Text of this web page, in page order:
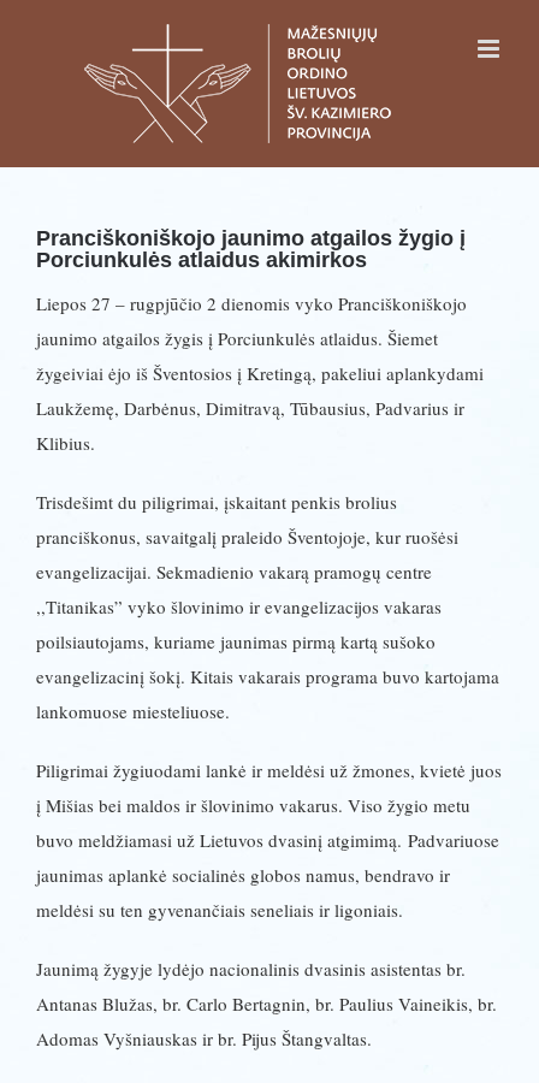
Pranciškoniškojo jaunimo atgailos žygio į
Porciunkulės atlaidus akimirkos
Liepos 27 – rugpjūčio 2 dienomis vyko Pranciškoniškojo
jaunimo atgailos žygis į Porciunkulės atlaidus. Šiemet
žygeiviai ėjo iš Šventosios į Kretingą, pakeliui aplankydami
Laukžemę, Darbėnus, Dimitravą, Tūbausius, Padvarius ir
Klibius.
Trisdešimt du piligrimai, įskaitant penkis brolius
pranciškonus, savaitgalį praleido Šventojoje, kur ruošėsi
evangelizacijai. Sekmadienio vakarą pramogų centre
,,Titanikas” vyko šlovinimo ir evangelizacijos vakaras
poilsiautojams, kuriame jaunimas pirmą kartą sušoko
evangelizacinį šokį. Kitais vakarais programa buvo kartojama
lankomuose miesteliuose.
Piligrimai žygiuodami lankė ir meldėsi už žmones, kvietė juos
į Mišias bei maldos ir šlovinimo vakarus. Viso žygio metu
buvo meldžiamasi už Lietuvos dvasinį atgimimą. Padvariuose
jaunimas aplankė socialinės globos namus, bendravo ir
meldėsi su ten gyvenančiais seneliais ir ligoniais.
Jaunimą žygyje lydėjo nacionalinis dvasinis asistentas br.
Antanas Blužas, br. Carlo Bertagnin, br. Paulius Vaineikis, br.
Adomas Vyšniauskas ir br. Pijus Štangvaltas.